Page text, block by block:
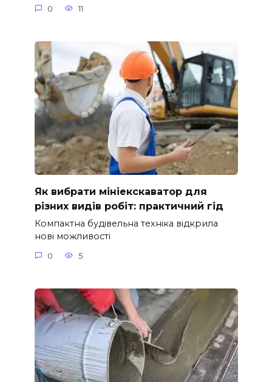
0 11
Як вибрати мініекскаватор для
різних видів робіт: практичний гід
Компактна будівельна техніка відкрила
нові можливості
0 5